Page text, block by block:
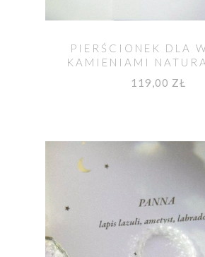
PIERŚCIONEK DLA
KAMIENIAMI
119,00 ZŁ